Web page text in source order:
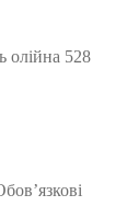
олійна 528